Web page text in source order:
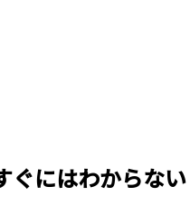
ぐにはわからな